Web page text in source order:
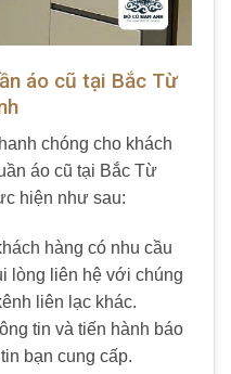
áo cũ tại Bắc Từ
chóng cho khách
áo cũ tại Bắc Từ
hiện như sau:
hàng có nhu cầu
lòng liên hệ với chúng
liên lạc khác.
tin và tiến hành báo
bạn cung cấp.